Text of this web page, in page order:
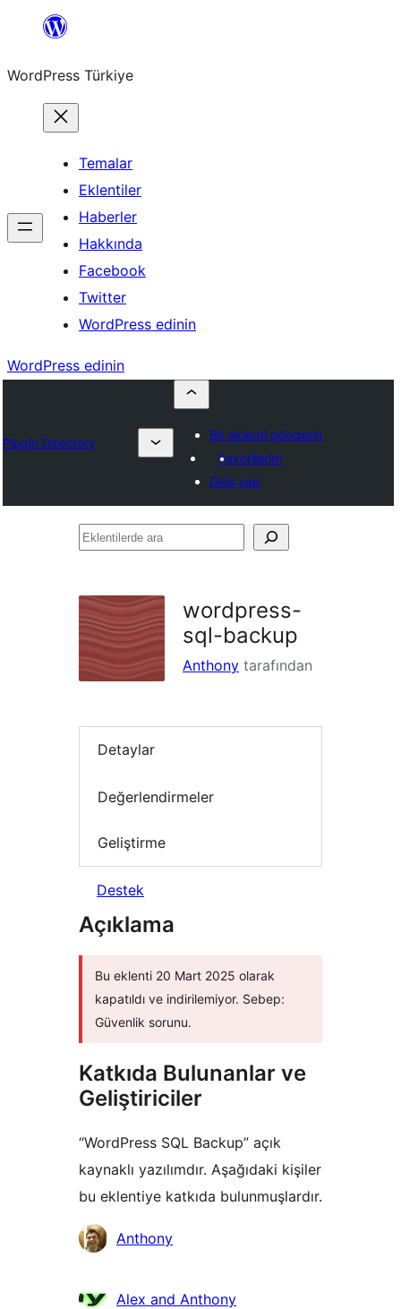
İçeriğe
WordPress Türkiye
Temalar
Eklentiler
Haberler
Hakkında
Facebook
Twitter
WordPress edinin
WordPress edinin
Plugin Directory
Bir eklenti gönderin
Favorilerim
Giriş yap
Eklentilerde
wordpress-
sql-backup
Anthony tarafından
Detaylar
Değerlendirmeler
Geliştirme
Destek
Açıklama
Bu eklenti 20 Mart 2025 olarak
kapatıldı ve indirilemiyor. Sebep:
Güvenlik sorunu.
Katkıda Bulunanlar ve
Geliştiriciler
“WordPress SQL Backup” açık
kaynaklı yazılımdır. Aşağıdaki kişiler
bu eklentiye katkıda bulunmuşlardır.
KatkıdaAnthony
Alex and Anthony